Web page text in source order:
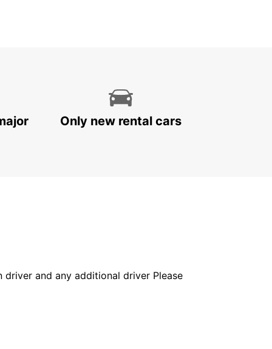
Only new rental cars
and any additional driver Please